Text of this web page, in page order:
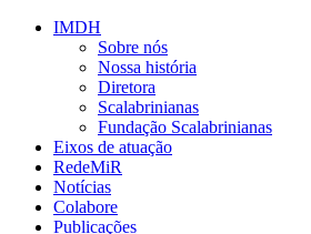
IMDH
Sobre nós
Nossa história
Diretora
Scalabrinianas​
Fundação Scalabrinianas​
Eixos de atuação
RedeMiR
Notícias​
Colabore
Publicações